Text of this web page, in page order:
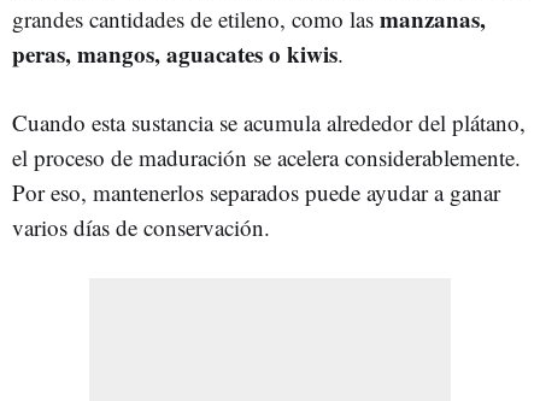
grandes cantidades de etileno, como las manzanas,
peras, mangos, aguacates o kiwis.
Cuando esta sustancia se acumula alrededor del plátano,
el proceso de maduración se acelera considerablemente.
Por eso, mantenerlos separados puede ayudar a ganar
varios días de conservación.